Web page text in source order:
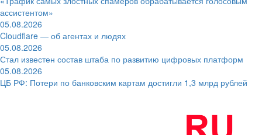
ассистентом»
05.08.2026
Cloudflare — об агентах и людях
05.08.2026
Стал известен состав штаба по развитию цифровых платформ
05.08.2026
ЦБ РФ: Потери по банковским картам достигли 1,3 млрд рублей